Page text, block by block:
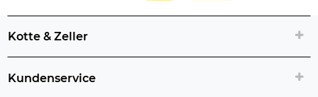
Kotte & Zeller
Kundenservice